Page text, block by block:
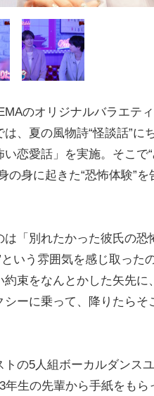
のオリジナルバラエテ
、夏の風物詩“怪談話”に
恋愛話」を実施。そこで“
の身に起きた“恐怖体験”を
「別れたかった彼氏の恐
いう雰囲気を感じ取っ
約束をなんとかした矢先
ーに乗って、降りたら
の5人組ボーカルダンス
年生の先輩から手紙をも